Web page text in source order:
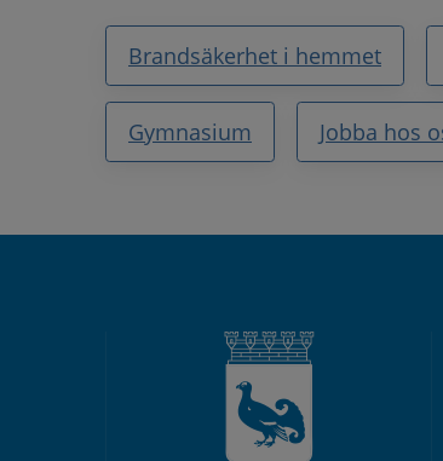
Brandsäkerhet i hemmet
Gymnasium Jobba hos